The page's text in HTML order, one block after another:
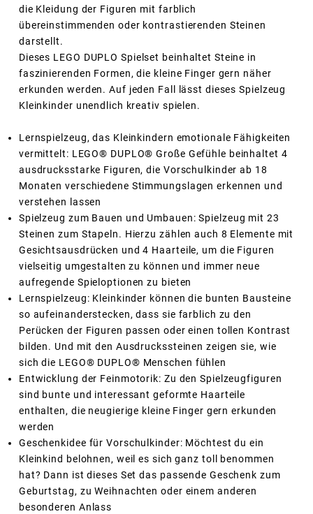
die Kleidung der Figuren mit farblich
übereinstimmenden oder kontrastierenden Steinen
darstellt.
Dieses LEGO DUPLO Spielset beinhaltet Steine in
faszinierenden Formen, die kleine Finger gern näher
erkunden werden. Auf jeden Fall lässt dieses Spielzeug
Kleinkinder unendlich kreativ spielen.
Lernspielzeug, das Kleinkindern emotionale Fähigkeiten
vermittelt: LEGO® DUPLO® Große Gefühle beinhaltet 4
ausdrucksstarke Figuren, die Vorschulkinder ab 18
Monaten verschiedene Stimmungslagen erkennen und
verstehen lassen
Spielzeug zum Bauen und Umbauen: Spielzeug mit 23
Steinen zum Stapeln. Hierzu zählen auch 8 Elemente mit
Gesichtsausdrücken und 4 Haarteile, um die Figuren
vielseitig umgestalten zu können und immer neue
aufregende Spieloptionen zu bieten
Lernspielzeug: Kleinkinder können die bunten Bausteine
so aufeinanderstecken, dass sie farblich zu den
Perücken der Figuren passen oder einen tollen Kontrast
bilden. Und mit den Ausdruckssteinen zeigen sie, wie
sich die LEGO® DUPLO® Menschen fühlen
Entwicklung der Feinmotorik: Zu den Spielzeugfiguren
sind bunte und interessant geformte Haarteile
enthalten, die neugierige kleine Finger gern erkunden
werden
Geschenkidee für Vorschulkinder: Möchtest du ein
Kleinkind belohnen, weil es sich ganz toll benommen
hat? Dann ist dieses Set das passende Geschenk zum
Geburtstag, zu Weihnachten oder einem anderen
besonderen Anlass